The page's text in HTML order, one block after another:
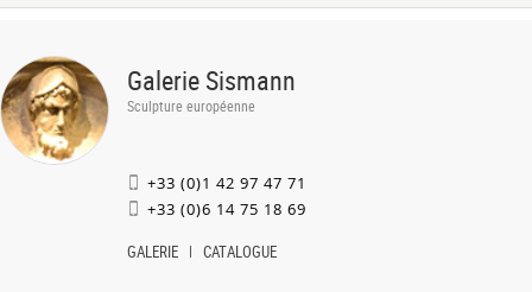
Galerie Sismann
Sculpture européenne
+33 (0)1 42 97 47 71
+33 (0)6 14 75 18 69
GALERIE CATALOGUE